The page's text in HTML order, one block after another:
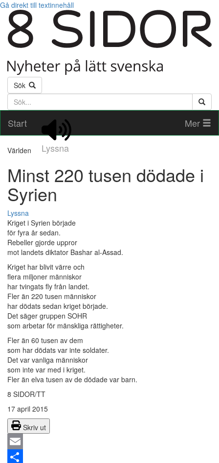
Gå direkt till textinnehåll
Sök
Söktext
Start
Lyssna
Mer
Världen
Minst 220 tusen dödade i
Syrien
Lyssna
Kriget i Syrien började
för fyra år sedan.
Rebeller gjorde uppror
mot landets diktator Bashar al-Assad.
Kriget har blivit värre och
flera miljoner människor
har tvingats fly från landet.
Fler än 220 tusen människor
har dödats sedan kriget började.
Det säger gruppen SOHR
som arbetar för mänskliga rättigheter.
Fler än 60 tusen av dem
som har dödats var inte soldater.
Det var vanliga människor
som inte var med i kriget.
Fler än elva tusen av de dödade var barn.
8 SIDOR/TT
17 april 2015
Skriv ut
Email